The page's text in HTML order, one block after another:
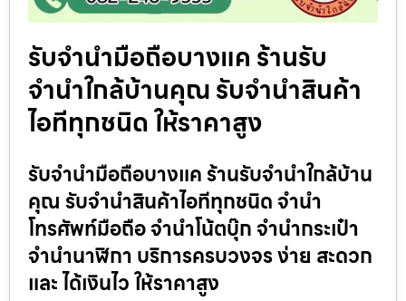
รับจำนำมือถือบางแค ร้านรับ
จำนำใกล้บ้านคุณ รับจำนำสินค้า
ไอทีทุกชนิด ให้ราคาสูง
รับจำนำมือถือบางแค ร้านรับจำนำใกล้บ้าน
คุณ รับจำนำสินค้าไอทีทุกชนิด จำนำ
โทรศัพท์มือถือ จำนำโน้ตบุ๊ก จำนำกระเป๋า
จำนำนาฬิกา บริการครบวงจร ง่าย สะดวก
และ ได้เงินไว ให้ราคาสูง